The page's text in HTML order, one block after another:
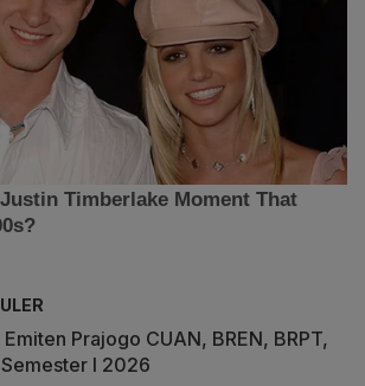
Prajogo CUAN, BREN, BRPT,
I 2026